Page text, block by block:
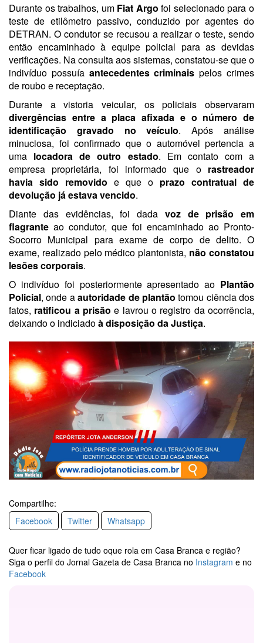
Durante os trabalhos, um Fiat Argo foi selecionado para o
teste de etilômetro passivo, conduzido por agentes do
DETRAN. O condutor se recusou a realizar o teste, sendo
então encaminhado à equipe policial para as devidas
verificações. Na consulta aos sistemas, constatou-se que o
indivíduo possuía antecedentes criminais pelos crimes
de roubo e receptação.
Durante a vistoria veicular, os policiais observaram
divergências entre a placa afixada e o número de
identificação gravado no veículo. Após análise
minuciosa, foi confirmado que o automóvel pertencia a
uma locadora de outro estado. Em contato com a
empresa proprietária, foi informado que o rastreador
havia sido removido e que o prazo contratual de
devolução já estava vencido.
Diante das evidências, foi dada voz de prisão em
flagrante ao condutor, que foi encaminhado ao Pronto-
Socorro Municipal para exame de corpo de delito. O
exame, realizado pelo médico plantonista, não constatou
lesões corporais.
O indivíduo foi posteriormente apresentado ao Plantão
Policial, onde aautoridade de plantão tomou ciência dos
fatos, ratificou a prisão e lavrou o registro da ocorrência,
deixando o indiciadoà disposição da Justiça.
Compartilhe:
Facebook
Twitter Whatsapp
Quer ficar ligado de tudo oque rola em Casa Branca e região?
Siga o perfil do Jornal Gazeta de Casa Branca no Instagram e no
Facebook